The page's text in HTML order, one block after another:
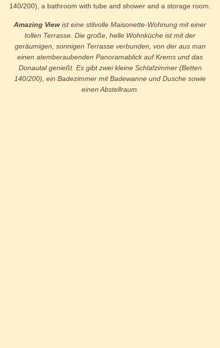
140/200), a bathroom with tube and shower and a storage room.
Amazing Viewist eine stilvolle Maisonette-Wohnung mit einer
tollen Terrasse. Die große, helle Wohnküche ist mit der
geräumigen, sonnigen Terrasse verbunden, von der aus man
einen atemberaubenden Panoramablick auf Krems und das
Donautal genießt. Es gibt zwei kleine Schlafzimmer (Betten
140/200), ein Badezimmer mit Badewanne und Dusche sowie
einen Abstellraum.